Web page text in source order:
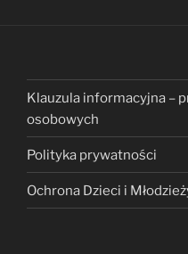
Klauzula informacyjna –
osobowych
Polityka prywatności
Ochrona Dzieci i